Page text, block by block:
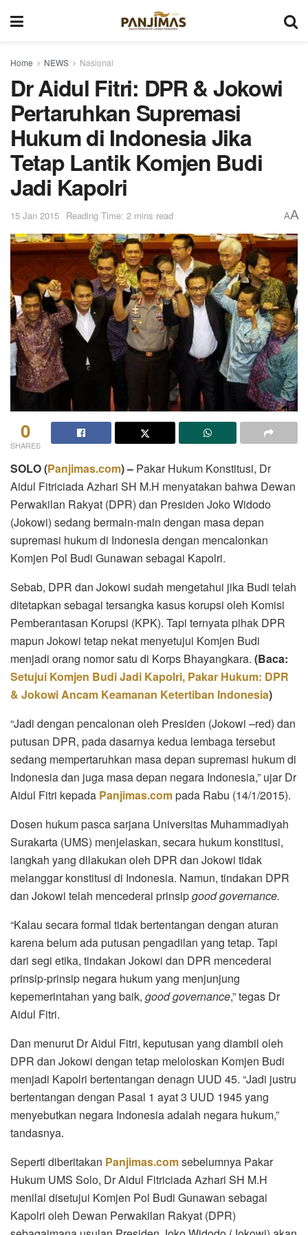
Home NEWS Nasional
Dr Aidul Fitri: DPR & Jokowi
Pertaruhkan Supremasi
Hukum di Indonesia Jika
Tetap Lantik Komjen Budi
Jadi Kapolri
15 Jan 2015 Reading Time: 2 mins read AA
0
SHARES
SOLO(Panjimas.com) – Pakar Hukum Konstitusi, Dr
Aidul Fitriciada Azhari SH M.H menyatakan bahwa Dewan
Perwakilan Rakyat (DPR) dan Presiden Joko Widodo
(Jokowi) sedang bermain-main dengan masa depan
supremasi hukum di Indonesia dengan mencalonkan
Komjen Pol Budi Gunawan sebagai Kapolri.
Sebab, DPR dan Jokowi sudah mengetahui jika Budi telah
ditetapkan sebagai tersangka kasus korupsi oleh Komisi
Pemberantasan Korupsi (KPK). Tapi ternyata pihak DPR
mapun Jokowi tetap nekat menyetujui Komjen Budi
menjadi orang nomor satu di Korps Bhayangkara. (Baca:
Setujui Komjen Budi Jadi Kapolri, Pakar Hukum: DPR
& Jokowi Ancam Keamanan Ketertiban Indonesia)
“Jadi dengan pencalonan oleh Presiden (Jokowi –red) dan
putusan DPR, pada dasarnya kedua lembaga tersebut
sedang mempertaruhkan masa depan supremasi hukum di
Indonesia dan juga masa depan negara Indonesia,” ujar Dr
Aidul Fitri kepada Panjimas.compada Rabu (14/1/2015).
Dosen hukum pasca sarjana Universitas Muhammadiyah
Surakarta (UMS) menjelaskan, secara hukum konstitusi,
langkah yang dilakukan oleh DPR dan Jokowi tidak
melanggar konstitusi di Indonesia. Namun, tindakan DPR
dan Jokowi telah mencederai prinsipgood governance.
“Kalau secara formal tidak bertentangan dengan aturan
karena belum ada putusan pengadilan yang tetap. Tapi
dari segi etika, tindakan Jokowi dan DPR mencederai
prinsip-prinsip negara hukum yang menjunjung
kepemerintahan yang baik, good governance,” tegas Dr
Aidul Fitri.
Dan menurut Dr Aidul Fitri, keputusan yang diambil oleh
DPR dan Jokowi dengan tetap meloloskan Komjen Budi
menjadi Kapolri bertentangan denagn UUD 45. “Jadi justru
bertentangan dengan Pasal 1 ayat 3 UUD 1945 yang
menyebutkan negara Indonesia adalah negara hukum,”
tandasnya.
Seperti diberitakan Panjimas.comsebelumnya Pakar
Hukum UMS Solo, Dr Aidul Fitriciada Azhari SH M.H
menilai disetujui Komjen Pol Budi Gunawan sebagai
Kapolri oleh Dewan Perwakilan Rakyat (DPR)